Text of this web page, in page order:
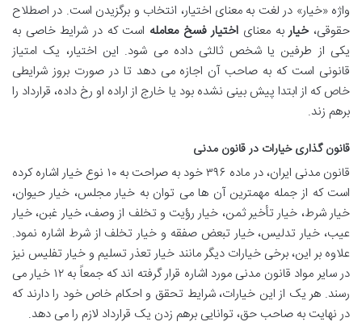
واژه «خیار» در لغت به معنای اختیار، انتخاب و برگزیدن است. در اصطلاح
حقوقی،خیاربه معنای اختیار فسخ معامله است که در شرایط خاصی به
یکی از طرفین یا شخص ثالثی داده می شود. این اختیار، یک امتیاز
قانونی است که به صاحب آن اجازه می دهد تا در صورت بروز شرایطی
خاص که از ابتدا پیش بینی نشده بود یا خارج از اراده او رخ داده، قرارداد را
برهم زند.
قانون گذاری خیارات در قانون مدنی
قانون مدنی ایران، در ماده ۳۹۶ خود به صراحت به ۱۰ نوع خیار اشاره کرده
است که از جمله مهمترین آن ها می توان به خیار مجلس، خیار حیوان،
خیار شرط، خیار تأخیر ثمن، خیار رؤیت و تخلف از وصف، خیار غبن، خیار
عیب، خیار تدلیس، خیار تبعض صفقه و خیار تخلف از شرط اشاره نمود.
علاوه بر این، برخی خیارات دیگر مانند خیار تعذر تسلیم و خیار تفلیس نیز
در سایر مواد قانون مدنی مورد اشاره قرار گرفته اند که جمعاً به ۱۲ خیار می
رسند. هر یک از این خیارات، شرایط تحقق و احکام خاص خود را دارند که
در نهایت به صاحب حق، توانایی برهم زدن یک قرارداد لازم را می دهد.